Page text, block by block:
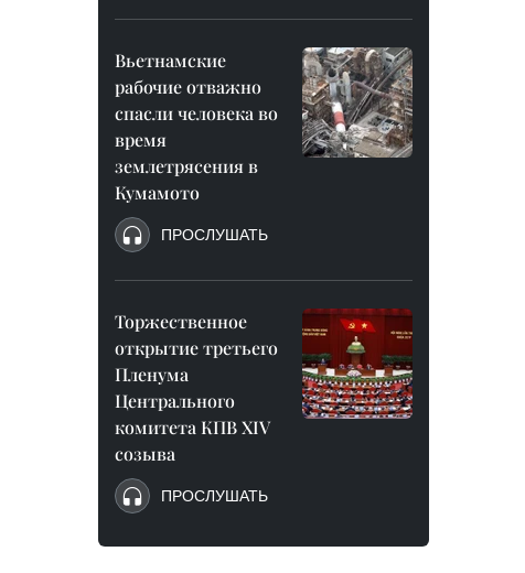
Вьетнамские
рабочие отважно
спасли человека во
время
землетрясения в
Кумамото
ПРОСЛУШАТЬ
Торжественное
открытие третьего
Пленума
Центрального
комитета КПВ XIV
созыва
ПРОСЛУШАТЬ